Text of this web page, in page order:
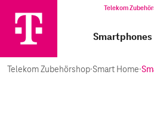
Telekom
Smartphones
Telekom Zubehörshop·Smart Home·